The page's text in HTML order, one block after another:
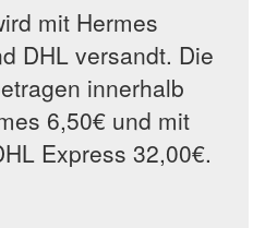
mit Hermes
DHL versandt. Die
innerhalb
6,50€ und mit
Express 32,00€.